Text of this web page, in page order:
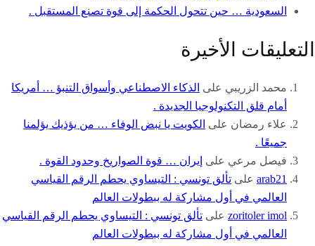
السعودية … حين تتحول الحكمة إلى قوة تصنع المستقبل .
التعليقات الأخيرة
محمد الزريبي على الذكاء الاصطناعي وأسواق التنبؤ … أمريكا
أمام قلق التكنولوجيا الجديدة .
علاء رمضان على الكويت يا نبض الوفاء … من يؤذيك يؤلمنا
جميعًا .
فيصل مرعي على إيران … قوة الصواريخ وحدود القوة .
arab21 على تألق تونسي : التيساوي يحطم الرقم القياسي
العالمي في أول مشاركة له ببطولات العالم
zoritoler imol على تألق تونسي : التيساوي يحطم الرقم القياسي
العالمي في أول مشاركة له ببطولات العالم